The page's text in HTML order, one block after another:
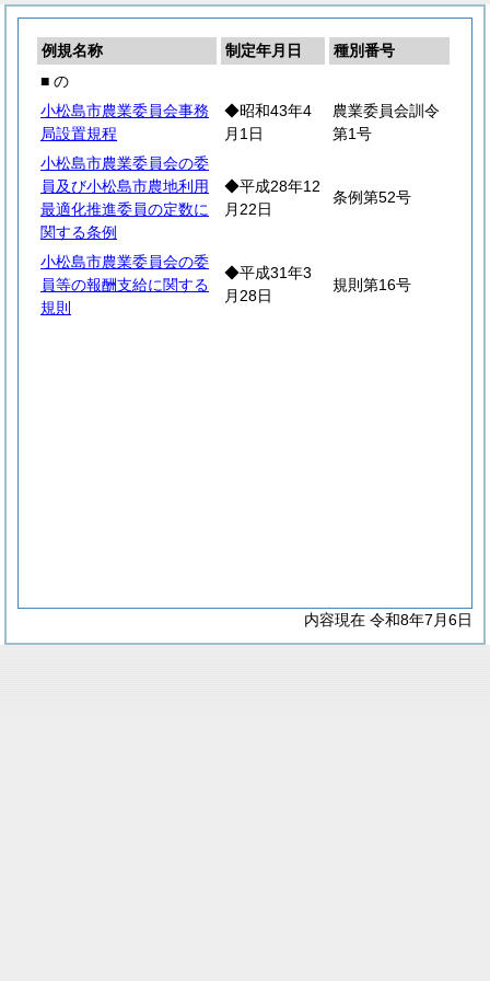
例規名称 制定年月日
種別番号
■ の
小松島市農業委員会事務
局設置規程
◆昭和43年4
月1日
農業委員会訓令
第1号
小松島市農業委員会の委
員及び小松島市農地利用
最適化推進委員の定数に
関する条例
◆平成28年12
月22日
条例第52号
小松島市農業委員会の委
員等の報酬支給に関する
規則
◆平成31年3
月28日
規則第16号
内容現在 令和8年7月6日